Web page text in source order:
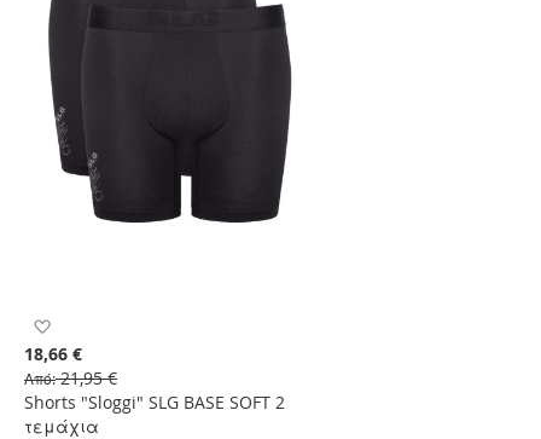
στη
Λίστα
Επιθυμιών
Shorts "Sloggi" SLG BASE SOFT 2
τεμάχια
18,66 €
Από 21,95 €